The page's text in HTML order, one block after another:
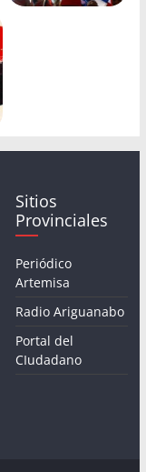
Sitios
Provinciales
Periódico
Artemisa
Radio Ariguanabo
Portal del
CIudadano